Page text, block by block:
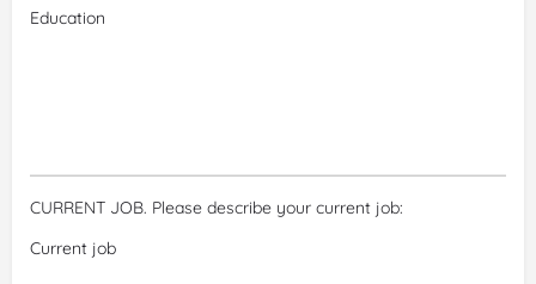
CURRENT JOB. Please describe your current job: